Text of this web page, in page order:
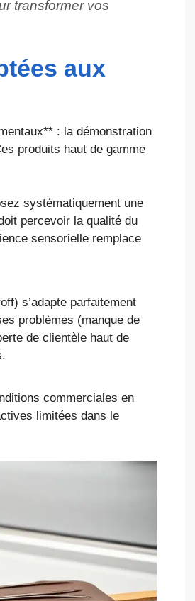
transformer vos
aux
: la démonstration
produits haut de gamme
systématiquement une
percevoir la qualité du
sensorielle remplace
s’adapte parfaitement
problèmes (manque de
de clientèle haut de
commerciales en
limitées dans le